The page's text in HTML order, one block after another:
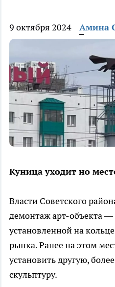
9 октября 2024 Амина
Куница уходит но
Власти Советского
демонтаж арт-объекта
установленной на
рынка. Ранее на этом
установить другую,
скульптуру.